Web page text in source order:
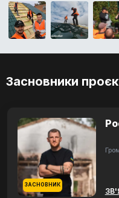
Засновники
ЗАСНОВНИК